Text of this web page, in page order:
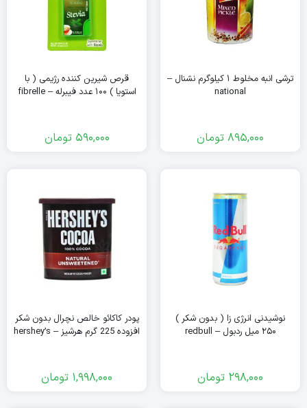
ترشی انبه مخلوط ۱ کیلوگرم نشنال –
national
895,000 تومان
قرص شیرین کننده رژیمی ( با
استویا ) ۱۰۰ عدد فیبرله – fibrelle
590,000 تومان
نوشیدنی انرژی زا ( بدون شکر )
۲۵۰ میل ردبول – redbull
298,000 تومان
پودر کاکائو خالص نچرال بدون شکر
افزوده 225 گرم هرشیز – hershey’s
1,998,000 تومان